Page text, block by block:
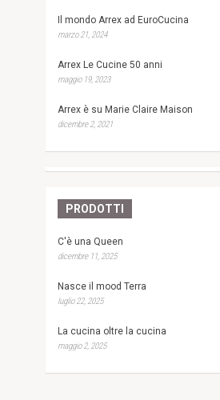
Il mondo Arrex ad EuroCucina
marzo 21, 2024
Arrex Le Cucine 50 anni
maggio 19, 2023
Arrex è su Marie Claire Maison
dicembre 2, 2021
PRODOTTI
C'è una Queen
dicembre 11, 2025
Nasce il mood Terra
luglio 22, 2025
La cucina oltre la cucina
maggio 2, 2025